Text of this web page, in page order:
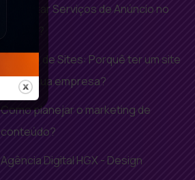
Contratar Serviços de Anúncio no
Criação de Sites: Porquê ter um site
para a sua empresa?
Como planejar o marketing de
conteúdo?
Agência Digital HGX - Design